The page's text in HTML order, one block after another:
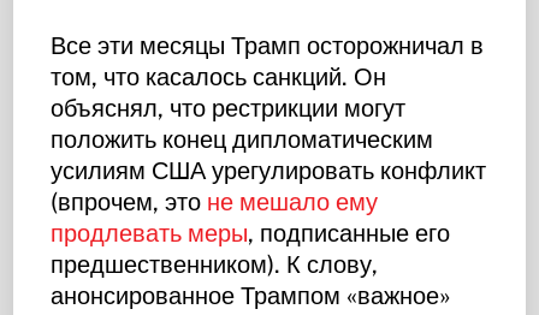
Все эти месяцы Трамп осторожничал в
том, что касалось санкций. Он
объяснял, что рестрикции могут
положить конец дипломатическим
усилиям США урегулировать конфликт
(впрочем, это не мешало ему
продлевать меры, подписанные его
предшественником). К слову,
анонсированное Трампом «важное»